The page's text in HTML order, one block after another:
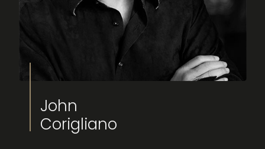
Fimucité 20
Edición actual
Entradas
Ya a la venta
Noticias
Últimas novedades
Más...
John
Corigliano